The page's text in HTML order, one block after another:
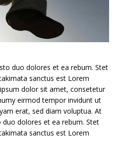
duo dolores et ea rebum. Stet
sanctus est Lorem
dolor sit amet, consetetur
eirmod tempor invidunt ut
erat, sed diam voluptua. At
dolores et ea rebum. Stet
sanctus est Lorem